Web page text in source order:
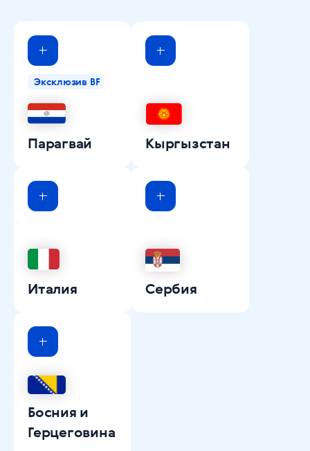
Эксклюзив BF
Парагвай Кыргызстан
Италия Сербия
Босния и
Герцеговина